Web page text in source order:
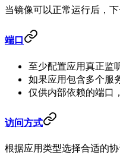
当镜像可以正常运行后，
端口
至少配置应用真正监
如果应用包含多个服
仅供内部依赖的端口
访问方式
根据应用类型选择合适的协